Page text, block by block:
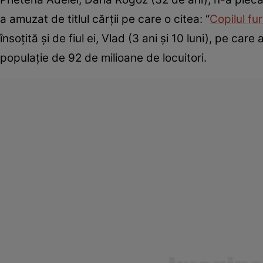
a amuzat de titlul cărţii pe care o citea: “Copilul
însoţită şi de fiul ei, Vlad (3 ani şi 10 luni), pe
populaţie de 92 de milioane de locuitori.